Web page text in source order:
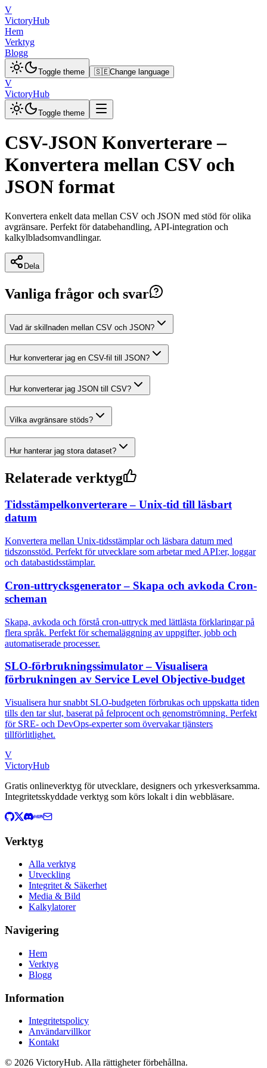
V
VictoryHub
Hem
Verktyg
Blogg
Toggle theme 🇸🇪Change language
V
VictoryHub
Toggle theme
CSV-JSON Konverterare –
Konvertera mellan CSV och
JSON format
Konvertera enkelt data mellan CSV och JSON med stöd för olika
avgränsare. Perfekt för databehandling, API-integration och
kalkylbladsomvandlingar.
Dela
Vanliga frågor och svar
Vad är skillnaden mellan CSV och JSON?
Hur konverterar jag en CSV-fil till JSON?
Hur konverterar jag JSON till CSV?
Vilka avgränsare stöds?
Hur hanterar jag stora dataset?
Relaterade verktyg
Tidsstämpelkonverterare – Unix-tid till läsbart
datum
Konvertera mellan Unix-tidsstämplar och läsbara datum med
tidszonsstöd. Perfekt för utvecklare som arbetar med API:er, loggar
och databastidsstämplar.
Cron-uttrycksgenerator – Skapa och avkoda Cron-
scheman
Skapa, avkoda och förstå cron-uttryck med lättlästa förklaringar på
flera språk. Perfekt för schemaläggning av uppgifter, jobb och
automatiserade processer.
SLO-förbrukningssimulator – Visualisera
förbrukningen av Service Level Objective-budget
Visualisera hur snabbt SLO-budgeten förbrukas och uppskatta tiden
tills den tar slut, baserat på felprocent och genomströmning. Perfekt
för SRE- och DevOps-experter som övervakar tjänsters
tillförlitlighet.
V
VictoryHub
Gratis onlineverktyg för utvecklare, designers och yrkesverksamma.
Integritetsskyddade verktyg som körs lokalt i din webbläsare.
Verktyg
Alla verktyg
Utveckling
Integritet & Säkerhet
Media & Bild
Kalkylatorer
Navigering
Hem
Verktyg
Blogg
Information
Integritetspolicy
Användarvillkor
Kontakt
© 2026 VictoryHub. Alla rättigheter förbehållna.